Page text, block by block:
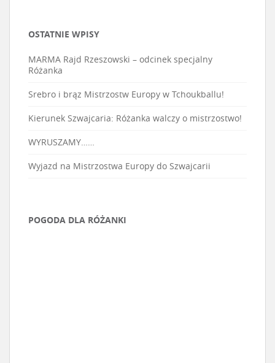
OSTATNIE WPISY
MARMA Rajd Rzeszowski – odcinek specjalny
Różanka
Srebro i brąz Mistrzostw Europy w Tchoukballu!
Kierunek Szwajcaria: Różanka walczy o mistrzostwo!
WYRUSZAMY……
Wyjazd na Mistrzostwa Europy do Szwajcarii
POGODA DLA RÓŻANKI